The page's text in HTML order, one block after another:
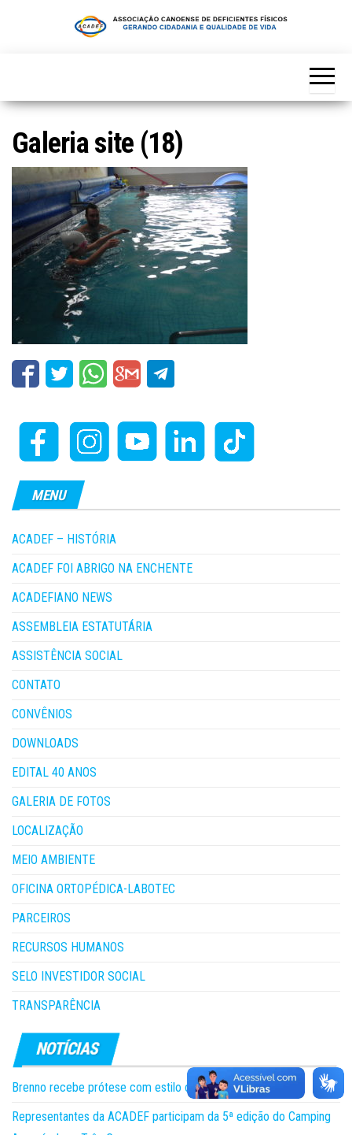
Galeria site (18)
MENU
ACADEF – HISTÓRIA
ACADEF FOI ABRIGO NA ENCHENTE
ACADEFIANO NEWS
ASSEMBLEIA ESTATUTÁRIA
ASSISTÊNCIA SOCIAL
CONTATO
CONVÊNIOS
DOWNLOADS
EDITAL 40 ANOS
GALERIA DE FOTOS
LOCALIZAÇÃO
MEIO AMBIENTE
OFICINA ORTOPÉDICA-LABOTEC
PARCEIROS
RECURSOS HUMANOS
SELO INVESTIDOR SOCIAL
TRANSPARÊNCIA
Brenno recebe prótese com estilo de herói!
Representantes da ACADEF participam da 5ª edição do Camping